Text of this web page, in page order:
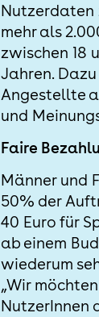
Nutzerdaten
mehr als
zwischen 18
Jahren.
Angestellte
und
Faire
Männer und
50% der
40 Euro für
ab einem
wiederum
„Wir
NutzerInnen